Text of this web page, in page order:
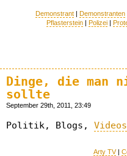
Demonstrant Demonstranten
Pflasterstein
Polizei
Dinge, die man
sollte
September 29th, 2011, 23:49
Politik, Blogs, Videos
Arty TV|